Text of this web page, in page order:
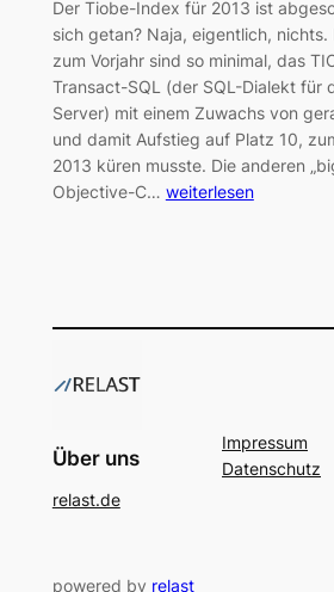
Der Tiobe-Index für 2013 ist
sich getan? Naja, eigentlich, nichts.
zum Vorjahr sind so minimal, das
Transact-SQL (der SQL-Dialekt für
Server) mit einem Zuwachs von
und damit Aufstieg auf Platz 10,
2013 küren musste. Die anderen
Objective-C… weiterlesen
Über uns
relast.de
Impressum
Datenschutz
powered by relast